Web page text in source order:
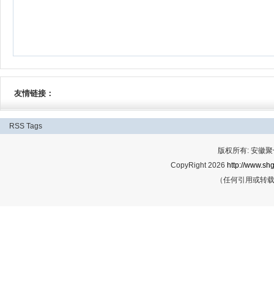
友情链接：
RSS Tags
版权所有: 安徽
CopyRight 2026 http://
（任何引用或转